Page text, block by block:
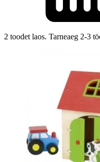
2 toodet laos. Tarneaeg 2-3